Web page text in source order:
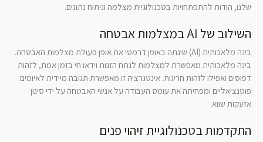
שלנו, הודות להתפתחויות בטכנולוגיית מצלמה וניתוח נתונים.
השילוב של AI במצלמות אבטחה
בינה מלאכותית (AI) שינתה באופן דרמטי את אופן פעולת מצלמות האבטחה.
בינה מלאכותית מאפשרת למצלמות לנתח הזנות וידאו חי בזמן אמת, לזהות
דפוסים ואפילו לזהות חריגות. אינטגרציה זו מאפשרת תגובה מיידית לאיומים
פוטנציאליים ומפחיתה את עומס העבודה על אנשי האבטחה על ידי סינון
אזעקות שווא.
התקדמות בטכנולוגיית זיהוי פנים